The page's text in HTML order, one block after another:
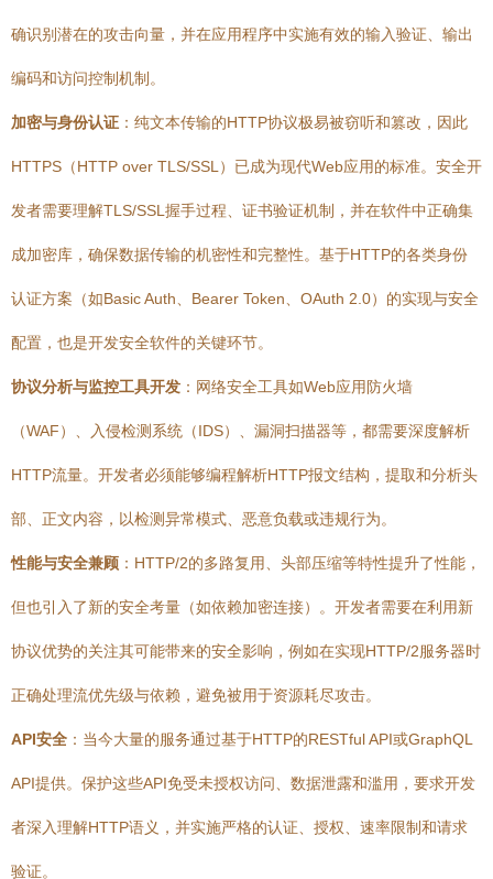
确识别潜在的攻击向量，并在应用程序中实施有效的输入验证、输出
编码和访问控制机制。
加密与身份认证 ：纯文本传输的HTTP协议极易被窃听和篡改，因此
HTTPS（HTTP over TLS/SSL）已成为现代Web应用的标准。安全开
发者需要理解TLS/SSL握手过程、证书验证机制，并在软件中正确集
成加密库，确保数据传输的机密性和完整性。基于HTTP的各类身份
认证方案（如Basic Auth、Bearer Token、OAuth 2.0）的实现与安全
配置，也是开发安全软件的关键环节。
协议分析与监控工具开发 ：网络安全工具如Web应用防火墙
（WAF）、入侵检测系统（IDS）、漏洞扫描器等，都需要深度解析
HTTP流量。开发者必须能够编程解析HTTP报文结构，提取和分析头
部、正文内容，以检测异常模式、恶意负载或违规行为。
性能与安全兼顾 ：HTTP/2的多路复用、头部压缩等特性提升了性能，
但也引入了新的安全考量（如依赖加密连接）。开发者需要在利用新
协议优势的关注其可能带来的安全影响，例如在实现HTTP/2服务器时
正确处理流优先级与依赖，避免被用于资源耗尽攻击。
API安全 ：当今大量的服务通过基于HTTP的RESTful API或GraphQL
API提供。保护这些API免受未授权访问、数据泄露和滥用，要求开发
者深入理解HTTP语义，并实施严格的认证、授权、速率限制和请求
验证。